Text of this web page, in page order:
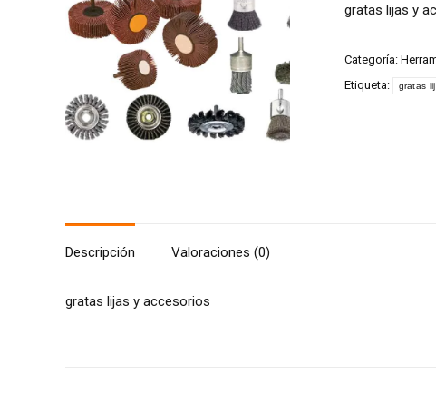
gratas lijas y
Categoría:
Etiqueta:
gratas
Descripción Valoraciones (0)
gratas lijas y accesorios